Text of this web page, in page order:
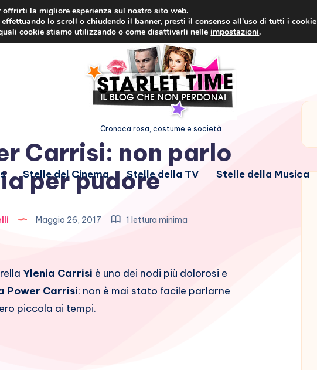
Cronaca rosa, costume e società
Stelle del Cinema Stelle della TV Stelle della Musica
Carrisi: non parlo
per pudore
Maggio 26, 2017 1 lettura minima
Ylenia Carrisi è uno dei nodi più dolorosi e
Power Carrisi: non è mai stato facile parlarne
piccola ai tempi.
la migliore esperienza sul nostro sito web.
lo scroll o chiudendo il banner, presti il consenso all’uso di tutti i cookie
cookie stiamo utilizzando o come disattivarli nelleimpostazioni.